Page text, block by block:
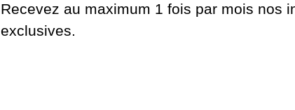
Recevez au maximum 1 fois par mois nos
exclusives.